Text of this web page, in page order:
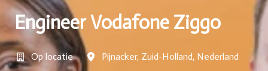
Engineer Vodafone Ziggo
Op locatie Pijnacker, Zuid-Holland, Nederland